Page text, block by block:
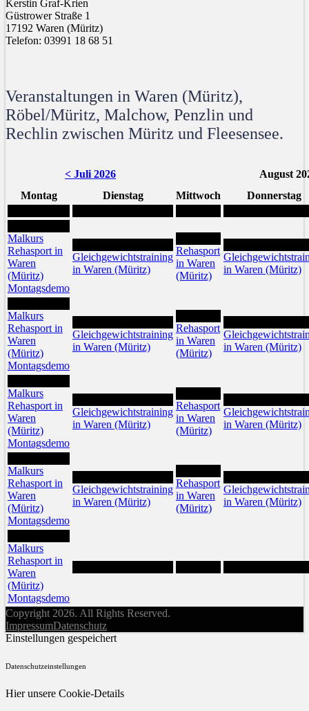
Kerstin Graf-Krien
Güstrower Straße 1
17192 Waren (Müritz)
Telefon: 03991 18 68 51
Veranstaltungen in Waren (Müritz),
Röbel/Müritz, Malchow, Penzlin und
Rechlin zwischen Müritz und Fleesensee.
< Juli 2026
August
Montag
Dienstag Mittwoch Donnerstag
Malkurs
Rehasport in
Waren
(Müritz)
Montagsdemo
Gleichgewichtstraining
in Waren (Müritz)
Rehasport
in Waren
(Müritz)
in Waren (Müritz)
Malkurs
Rehasport in
Waren
(Müritz)
Montagsdemo
Gleichgewichtstraining
in Waren (Müritz)
Rehasport
in Waren
(Müritz)
in Waren (Müritz)
Malkurs
Rehasport in
Waren
(Müritz)
Montagsdemo
Gleichgewichtstraining
in Waren (Müritz)
Rehasport
in Waren
(Müritz)
in Waren (Müritz)
Malkurs
Rehasport in
Waren
(Müritz)
Montagsdemo
Gleichgewichtstraining
in Waren (Müritz)
Rehasport
in Waren
(Müritz)
in Waren (Müritz)
Malkurs
Rehasport in
Waren
(Müritz)
Montagsdemo
Copyright 2026. All Rights Reserved.
ImpressumDatenschutz
Einstellungen gespeichert
Datenschutzeinstellungen
Hier unsere Cookie-Details